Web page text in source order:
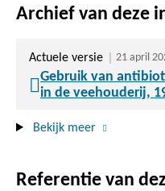
Archief van deze
Actuele versie 21 april
Gebruik van
in de veehouderij,
Bekijk meer
Referentie van